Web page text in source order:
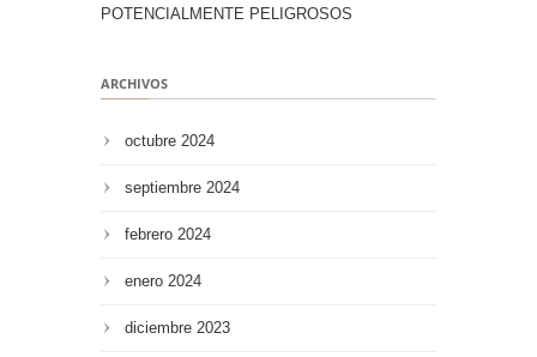
POTENCIALMENTE PELIGROSOS
ARCHIVOS
octubre 2024
septiembre 2024
febrero 2024
enero 2024
diciembre 2023